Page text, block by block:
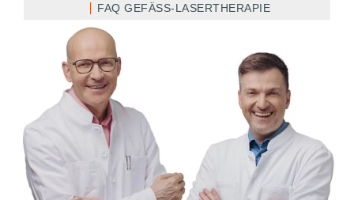
FAQ GEFÄSS-LASERTHERAPIE